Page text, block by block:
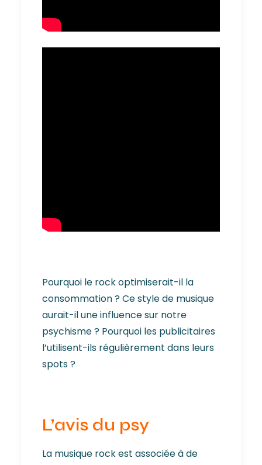
Pourquoi le rock optimiserait-il la
consommation ? Ce style de musique
aurait-il une influence sur notre
psychisme ? Pourquoi les publicitaires
l’utilisent-ils régulièrement dans leurs
spots ?
L’avis du psy
La musique rock est associée à de